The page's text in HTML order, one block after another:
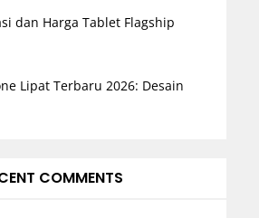
dan Harga Tablet Flagship
Lipat Terbaru 2026: Desain
COMMENTS